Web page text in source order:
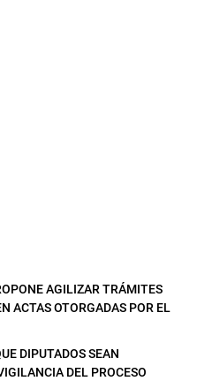
AGILIZAR TRÁMITES
ACTAS OTORGADAS POR EL
DIPUTADOS SEAN
DEL PROCESO